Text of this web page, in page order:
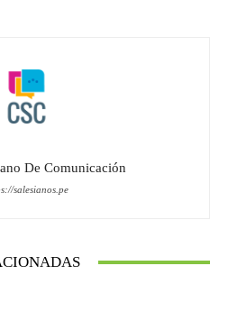
De Comunicación
salesianos.pe